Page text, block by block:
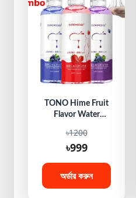
TONO Hime Fruit
Flavor Water
gel Combo 3 x
100ml =300ml |
| Peach
৳1200
৳999
অর্ডার করুন